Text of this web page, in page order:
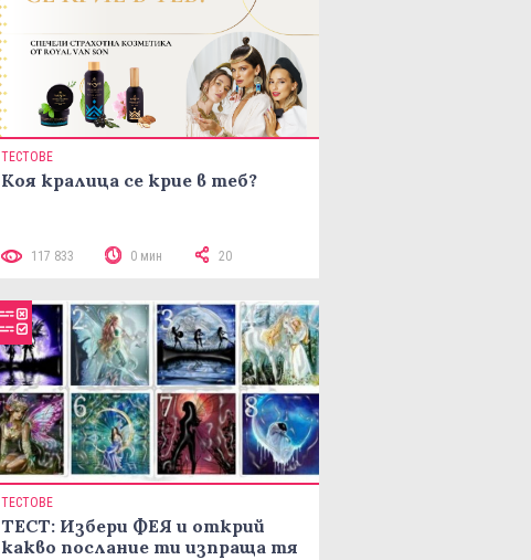
ТЕСТОВЕ
Коя кралица се крие в теб?
117 833 0 мин 20
ТЕСТОВЕ
ТЕСТ: Избери ФЕЯ и открий
какво послание ти изпраща тя